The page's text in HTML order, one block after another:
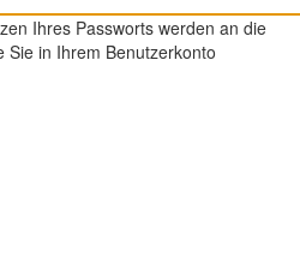
Ihres Passworts werden an die
Sie in Ihrem Benutzerkonto